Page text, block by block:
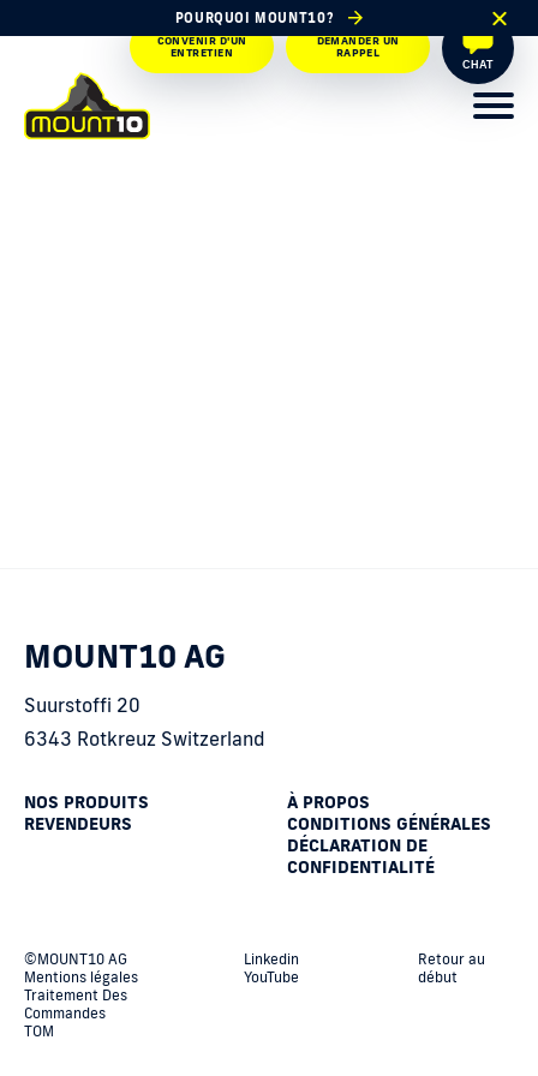
POURQUOI MOUNT10?
CONVENIR D'UN
ENTRETIEN
DEMANDER UN
RAPPEL
CHAT
MOUNT10 AG
Suurstoffi 20
6343 Rotkreuz Switzerland
NOS PRODUITS
REVENDEURS
À PROPOS
CONDITIONS GÉNÉRALES
DÉCLARATION DE
CONFIDENTIALITÉ
©MOUNT10 AG
Mentions légales
Traitement Des
Commandes
TOM
Linkedin
YouTube
Retour au
début